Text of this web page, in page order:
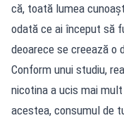
că, toată lumea
odată ce ai început să
deoarece se creează o
Conform unui studiu,
nicotina a ucis mai
acestea, consumul de